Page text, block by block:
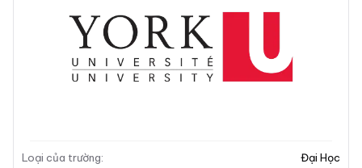
Mô tả trường
Loại của trường:
Đại Học